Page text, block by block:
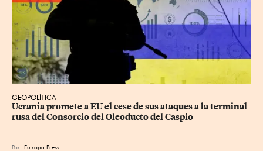
GEOPOLÍTICA
Ucrania promete a EU el cese de sus ataques a la terminal
rusa del Consorcio del Oleoducto del Caspio
Por Eu ropa Press